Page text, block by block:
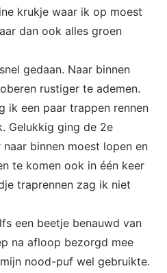
krukje waar ik op moest
dan ook alles groen
gedaan. Naar binnen
rustiger te ademen.
ik een paar trappen rennen
Gelukkig ging de 2e
binnen moest lopen en
te komen ook in één keer
traprennen zag ik niet
een beetje benauwd van
na afloop bezorgd mee
nood-puf wel gebruikte.